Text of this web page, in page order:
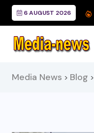
6 AUGUST 2026
Media News > Blog >